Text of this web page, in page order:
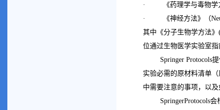
· 《药理学与毒物学
· 《神经方法》（
其中《分子生物学方法》
位通过生物医学实验室指
Springer Protocols
实验必需的原材料清单
中需要注意的事项，以
SpringerProtocols